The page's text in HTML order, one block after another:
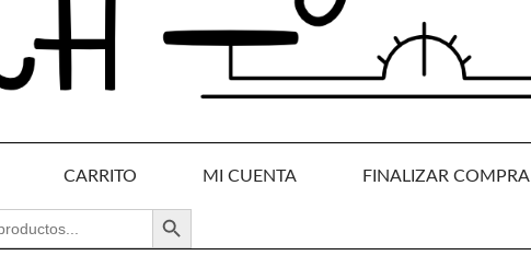
CARRITO MI CUENTA FINALIZAR COMPRA
BOTÓN DE BÚSQUEDA